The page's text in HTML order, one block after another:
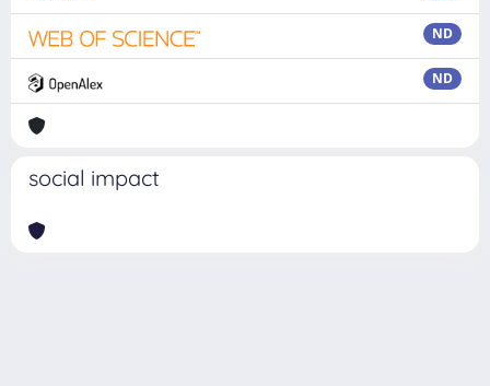
ND
ND
social impact